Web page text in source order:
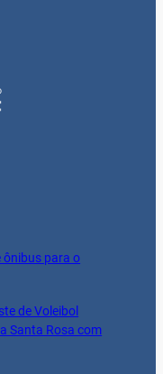
ônibus para o
de Voleibol
Santa Rosa com